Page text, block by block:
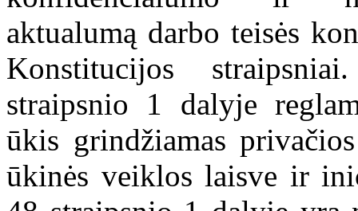
aktualumą darbo teisės
Konstitucijos
straipsnio 1 dalyje
ūkis grindžiamas
ūkinės veiklos laisve ir